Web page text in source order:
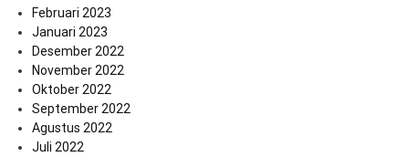
Februari 2023
Januari 2023
Desember 2022
November 2022
Oktober 2022
September 2022
Agustus 2022
Juli 2022